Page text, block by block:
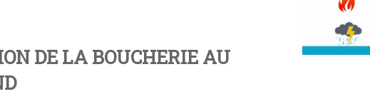
DE LA BOUCHERIE AU